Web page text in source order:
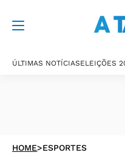
ÚLTIMAS NOTÍCIASELEIÇÕES
HOME>ESPORTES